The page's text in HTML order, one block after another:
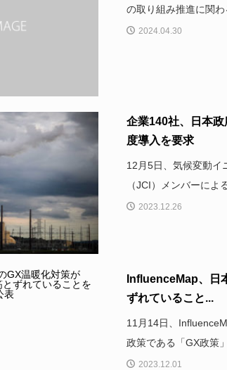
の取り組み推進に関わ
2024.04.30
企業140社、日本
度導入を要求
12月5日、気候変動イ
（JCI）メンバーに
2023.12.26
InfluenceMap、日
ずれていること...
11月14日、
政策である「GX政策
2023.12.01